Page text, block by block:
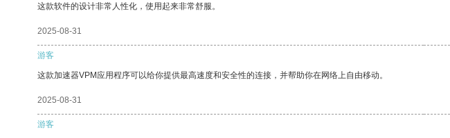
这款软件的设计非常人性化，使用起来非常舒服。
2025-08-31
游客
这款加速器VPM应用程序可以给你提供最高速度和安全性的连接，并帮助你在网络上自由移动。
2025-08-31
游客